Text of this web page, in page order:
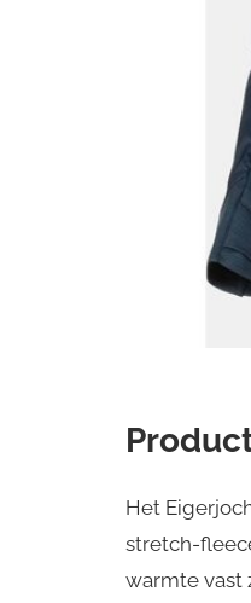
Het
stretch-
warmte vast